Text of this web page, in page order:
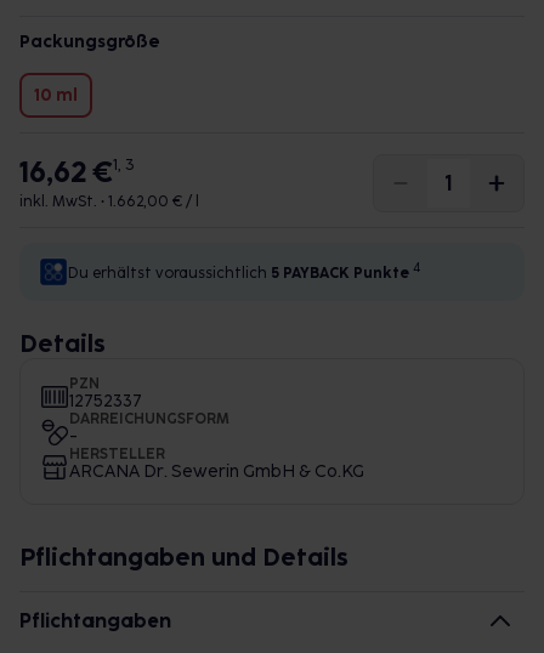
Packungsgröße
10 ml
16,62 €1, 3
inkl. MwSt. • 1.662,00 € / l
Du erhältst voraussichtlich 5 PAYBACK Punkte 4
Details
PZN
12752337
DARREICHUNGSFORM
-
HERSTELLER
ARCANA Dr. Sewerin GmbH & Co.KG
Pflichtangaben und Details
Pflichtangaben